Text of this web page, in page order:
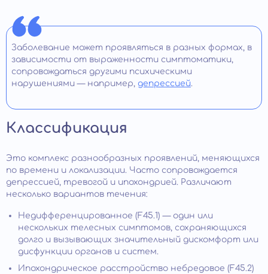
Заболевание может проявляться в разных формах, в
зависимости от выраженности симптоматики,
сопровождаться другими психическими
нарушениями — например, депрессией.
Классификация
Это комплекс разнообразных проявлений, меняющихся
по времени и локализации. Часто сопровождается
депрессией, тревогой и ипохондрией. Различают
несколько вариантов течения:
Недифференцированное (F45.1) — один или
нескольких телесных симптомов, сохраняющихся
долго и вызывающих значительный дискомфорт или
дисфункции органов и систем.
Ипохондрическое расстройство небредовое (F45.2)